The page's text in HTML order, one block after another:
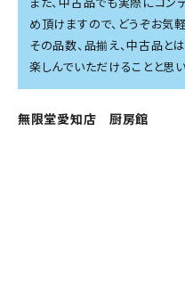
め頂けますので、どうぞお気
その品数、品揃え、中古品と
楽しんでいただけることと思い
無限堂愛知店 厨房館